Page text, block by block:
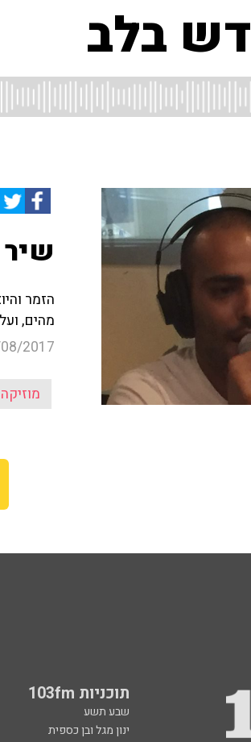
בלב
הזמר
מהים,
2017
מוזיקה
תוכניות 103fm
שבע תשע
ינון מגל ובן כספית